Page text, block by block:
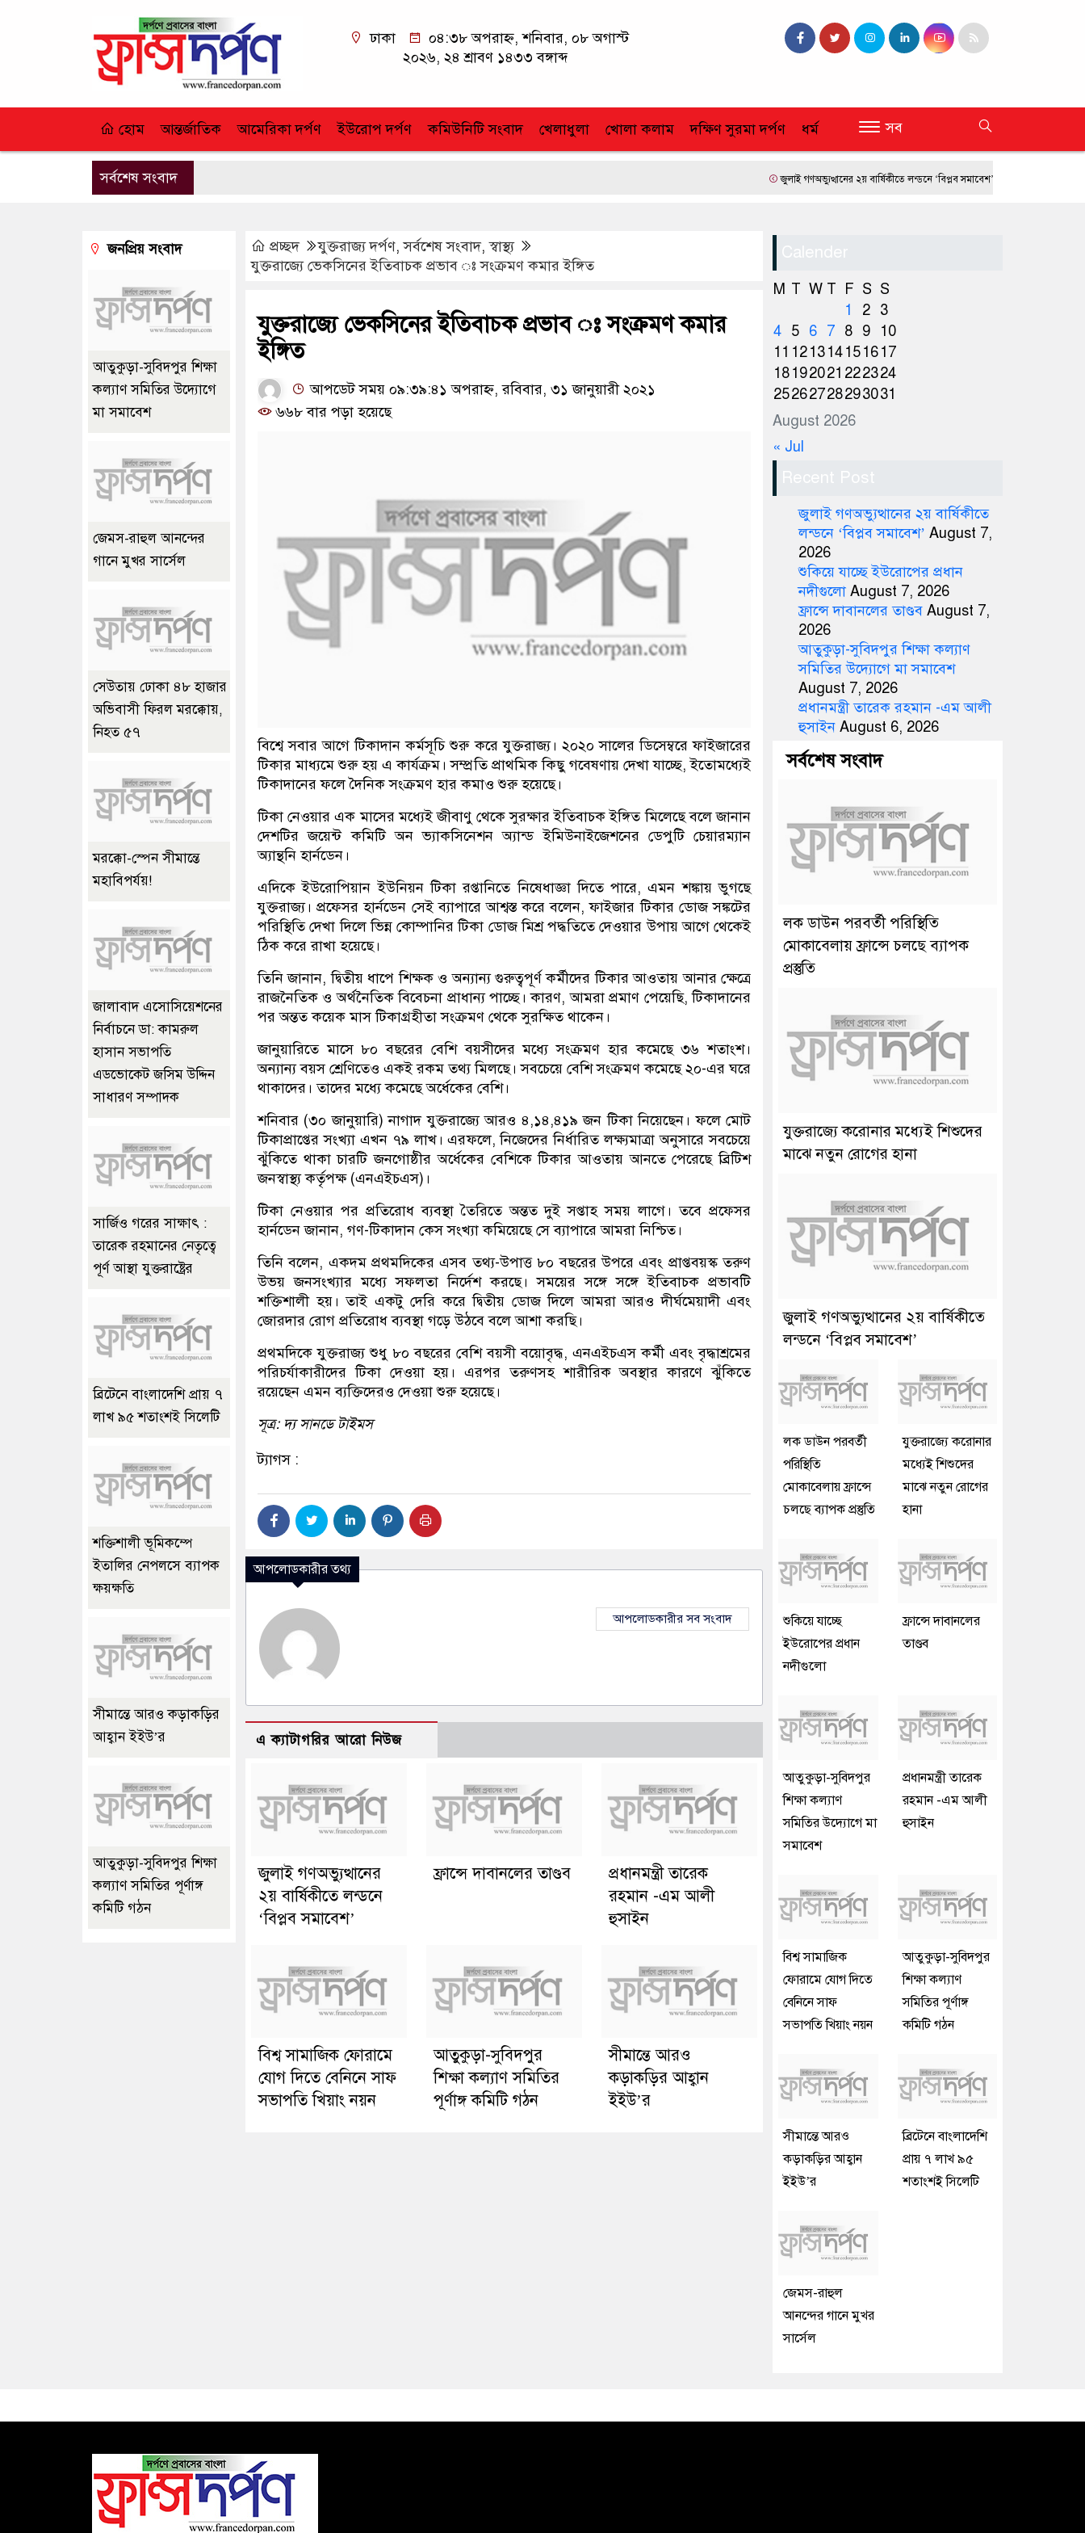
ঢাকা
০৪:৩৮ অপরাহ্ন, শনিবার, ০৮ অগাস্ট
২০২৬, ২৪ শ্রাবণ ১৪৩৩ বঙ্গাব্দ
হোম আন্তর্জাতিক আমেরিকা দর্পণ ইউরোপ দর্পণ কমিউনিটি সংবাদ খেলাধুলা খোলা কলাম দক্ষিণ সুরমা দর্পণ ধর্ম সব
সর্বশেষ সংবাদ জুলাই গণঅভ্যুত্থানের ২য় বার্ষিকীতে লন্ডনে ‘বিপ্লব সমাবেশ’ ফ্রান্সে দাবানলের তাণ্ডব
প্রচ্ছদ যুক্তরাজ্য দর্পণ,সর্বশেষ সংবাদ,স্বাস্থ্য
যুক্তরাজ্যে ভেকসিনের ইতিবাচক প্রভাব ঃ সংক্রমণ কমার ইঙ্গিত
যুক্তরাজ্যে ভেকসিনের ইতিবাচক প্রভাব ঃ সংক্রমণ কমার
ইঙ্গিত
আপডেট সময় ০৯:৩৯:৪১ অপরাহ্ন, রবিবার, ৩১ জানুয়ারী ২০২১
৬৬৮ বার পড়া হয়েছে
বিশ্বে সবার আগে টিকাদান কর্মসূচি শুরু করে যুক্তরাজ্য। ২০২০ সালের ডিসেম্বরে ফাইজারের
টিকার মাধ্যমে শুরু হয় এ কার্যক্রম। সম্প্রতি প্রাথমিক কিছু গবেষণায় দেখা যাচ্ছে, ইতোমধ্যেই
টিকাদানের ফলে দৈনিক সংক্রমণ হার কমাও শুরু হয়েছে।
টিকা নেওয়ার এক মাসের মধ্যেই জীবাণু থেকে সুরক্ষার ইতিবাচক ইঙ্গিত মিলেছে বলে জানান
দেশটির জয়েন্ট কমিটি অন ভ্যাকসিনেশন অ্যান্ড ইমিউনাইজেশনের ডেপুটি চেয়ারম্যান
অ্যান্থনি হার্নডেন।
এদিকে ইউরোপিয়ান ইউনিয়ন টিকা রপ্তানিতে নিষেধাজ্ঞা দিতে পারে, এমন শঙ্কায় ভুগছে
যুক্তরাজ্য। প্রফেসর হার্নডেন সেই ব্যাপারে আশ্বস্ত করে বলেন, ফাইজার টিকার ডোজ সঙ্কটের
পরিস্থিতি দেখা দিলে ভিন্ন কোম্পানির টিকা ডোজ মিশ্র পদ্ধতিতে দেওয়ার উপায় আগে থেকেই
ঠিক করে রাখা হয়েছে।
তিনি জানান, দ্বিতীয় ধাপে শিক্ষক ও অন্যান্য গুরুত্বপূর্ণ কর্মীদের টিকার আওতায় আনার ক্ষেত্রে
রাজনৈতিক ও অর্থনৈতিক বিবেচনা প্রাধান্য পাচ্ছে। কারণ, আমরা প্রমাণ পেয়েছি, টিকাদানের
পর অন্তত কয়েক মাস টিকাগ্রহীতা সংক্রমণ থেকে সুরক্ষিত থাকেন।
জানুয়ারিতে মাসে ৮০ বছরের বেশি বয়সীদের মধ্যে সংক্রমণ হার কমেছে ৩৬ শতাংশ।
অন্যান্য বয়স শ্রেণিতেও একই রকম তথ্য মিলছে। সবচেয়ে বেশি সংক্রমণ কমেছে ২০-এর ঘরে
থাকাদের। তাদের মধ্যে কমেছে অর্ধেকের বেশি।
শনিবার (৩০ জানুয়ারি) নাগাদ যুক্তরাজ্যে আরও ৪,১৪,৪১৯ জন টিকা নিয়েছেন। ফলে মোট
টিকাপ্রাপ্তের সংখ্যা এখন ৭৯ লাখ। এরফলে, নিজেদের নির্ধারিত লক্ষ্যমাত্রা অনুসারে সবচেয়ে
ঝুঁকিতে থাকা চারটি জনগোষ্ঠীর অর্ধেকের বেশিকে টিকার আওতায় আনতে পেরেছে ব্রিটিশ
জনস্বাস্থ্য কর্তৃপক্ষ (এনএইচএস)।
টিকা নেওয়ার পর প্রতিরোধ ব্যবস্থা তৈরিতে অন্তত দুই সপ্তাহ সময় লাগে। তবে প্রফেসর
হার্নডেন জানান, গণ-টিকাদান কেস সংখ্যা কমিয়েছে সে ব্যাপারে আমরা নিশ্চিত।
তিনি বলেন, একদম প্রথমদিকের এসব তথ্য-উপাত্ত ৮০ বছরের উপরে এবং প্রাপ্তবয়স্ক তরুণ
উভয় জনসংখ্যার মধ্যে সফলতা নির্দেশ করছে। সময়ের সঙ্গে সঙ্গে ইতিবাচক প্রভাবটি
শক্তিশালী হয়। তাই একটু দেরি করে দ্বিতীয় ডোজ দিলে আমরা আরও দীর্ঘমেয়াদী এবং
জোরদার রোগ প্রতিরোধ ব্যবস্থা গড়ে উঠবে বলে আশা করছি।
প্রথমদিকে যুক্তরাজ্য শুধু ৮০ বছরের বেশি বয়সী বয়োবৃদ্ধ, এনএইচএস কর্মী এবং বৃদ্ধাশ্রমের
পরিচর্যাকারীদের টিকা দেওয়া হয়। এরপর তরুণসহ শারীরিক অবস্থার কারণে ঝুঁকিতে
রয়েছেন এমন ব্যক্তিদেরও দেওয়া শুরু হয়েছে।
সূত্র: দ্য সানডে টাইমস
ট্যাগস :
আপলোডকারীর তথ্য
আপলোডকারীর সব সংবাদ
এ ক্যাটাগরির আরো নিউজ
জুলাই গণঅভ্যুত্থানের
২য় বার্ষিকীতে লন্ডনে
‘বিপ্লব সমাবেশ’
ফ্রান্সে দাবানলের তাণ্ডব
প্রধানমন্ত্রী তারেক
রহমান -এম আলী
হুসাইন
বিশ্ব সামাজিক ফোরামে
যোগ দিতে বেনিনে সাফ
সভাপতি খিয়াং নয়ন
আতুকুড়া-সুবিদপুর
শিক্ষা কল্যাণ সমিতির
পূর্ণাঙ্গ কমিটি গঠন
সীমান্তে আরও
কড়াকড়ির আহ্বান
ইইউ’র
জনপ্রিয় সংবাদ
আতুকুড়া-সুবিদপুর শিক্ষা
কল্যাণ সমিতির উদ্যোগে
মা সমাবেশ
জেমস-রাহুল আনন্দের
গানে মুখর সার্সেল
সেউতায় ঢোকা ৪৮ হাজার
অভিবাসী ফিরল মরক্কোয়,
নিহত ৫৭
মরক্কো-স্পেন সীমান্তে
মহাবিপর্যয়!
জালাবাদ এসোসিয়েশনের
নির্বাচনে ডা: কামরুল
হাসান সভাপতি
এডভোকেট জসিম উদ্দিন
সাধারণ সম্পাদক
সার্জিও গরের সাক্ষাৎ :
তারেক রহমানের নেতৃত্বে
পূর্ণ আস্থা যুক্তরাষ্ট্রের
ব্রিটেনে বাংলাদেশি প্রায় ৭
লাখ ৯৫ শতাংশই সিলেটি
শক্তিশালী ভূমিকম্পে
ইতালির নেপলসে ব্যাপক
ক্ষয়ক্ষতি
সীমান্তে আরও কড়াকড়ির
আহ্বান ইইউ’র
আতুকুড়া-সুবিদপুর শিক্ষা
কল্যাণ সমিতির পূর্ণাঙ্গ
কমিটি গঠন
Calender
August 2026
M T W T F S S
1
2 3
4 5 6 7 8 9
10
11 121314151617
18192021 222324
25262728293031
« Jul
Recent Post
জুলাই গণঅভ্যুত্থানের ২য় বার্ষিকীতে
লন্ডনে ‘বিপ্লব সমাবেশ’ August 7,
2026
শুকিয়ে যাচ্ছে ইউরোপের প্রধান
নদীগুলো August 7, 2026
ফ্রান্সে দাবানলের তাণ্ডব August 7,
2026
আতুকুড়া-সুবিদপুর শিক্ষা কল্যাণ
সমিতির উদ্যোগে মা সমাবেশ
August 7, 2026
প্রধানমন্ত্রী তারেক রহমান -এম আলী
হুসাইন August 6, 2026
সর্বশেষ সংবাদ
লক ডাউন পরবর্তী পরিস্থিতি
মোকাবেলায় ফ্রান্সে চলছে ব্যাপক
প্রস্তুতি
যুক্তরাজ্যে করোনার মধ্যেই শিশুদের
মাঝে নতুন রোগের হানা
জুলাই গণঅভ্যুত্থানের ২য় বার্ষিকীতে
লন্ডনে ‘বিপ্লব সমাবেশ’
লক ডাউন পরবর্তী
পরিস্থিতি
মোকাবেলায় ফ্রান্সে
চলছে ব্যাপক প্রস্তুতি
যুক্তরাজ্যে করোনার
মধ্যেই শিশুদের
মাঝে নতুন রোগের
হানা
শুকিয়ে যাচ্ছে
ইউরোপের প্রধান
নদীগুলো
ফ্রান্সে দাবানলের
তাণ্ডব
আতুকুড়া-সুবিদপুর
শিক্ষা কল্যাণ
সমিতির উদ্যোগে মা
সমাবেশ
প্রধানমন্ত্রী তারেক
রহমান -এম আলী
হুসাইন
বিশ্ব সামাজিক
ফোরামে যোগ দিতে
বেনিনে সাফ
সভাপতি খিয়াং নয়ন
আতুকুড়া-সুবিদপুর
শিক্ষা কল্যাণ
সমিতির পূর্ণাঙ্গ
কমিটি গঠন
সীমান্তে আরও
কড়াকড়ির আহ্বান
ইইউ’র
ব্রিটেনে বাংলাদেশি
প্রায় ৭ লাখ ৯৫
শতাংশই সিলেটি
জেমস-রাহুল
আনন্দের গানে মুখর
সার্সেল